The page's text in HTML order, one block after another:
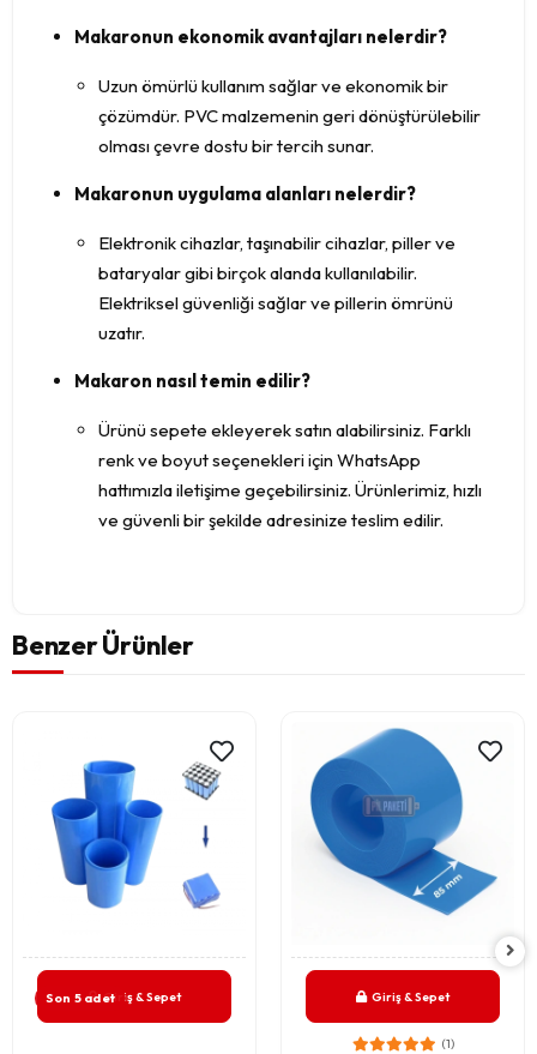
Makaronun ekonomik avantajları nelerdir?
Uzun ömürlü kullanım sağlar ve ekonomik bir
çözümdür. PVC malzemenin geri dönüştürülebilir
olması çevre dostu bir tercih sunar.
Makaronun uygulama alanları nelerdir?
Elektronik cihazlar, taşınabilir cihazlar, piller ve
bataryalar gibi birçok alanda kullanılabilir.
Elektriksel güvenliği sağlar ve pillerin ömrünü
uzatır.
Makaron nasıl temin edilir?
Ürünü sepete ekleyerek satın alabilirsiniz. Farklı
renk ve boyut seçenekleri için WhatsApp
hattımızla iletişime geçebilirsiniz. Ürünlerimiz, hızlı
ve güvenli bir şekilde adresinize teslim edilir.
Benzer Ürünler
Son 5 adetGiriş & Sepet Giriş & Sepet
(1)